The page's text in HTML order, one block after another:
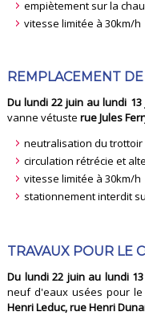
empiètement sur la
vitesse limitée à 30km/h
REMPLACEMENT
Du lundi 22 juin au lundi 13
vanne vétusterue Jules
neutralisation du trottoir
circulation rétrécie et
vitesse limitée à 30km/h
stationnement interdit
TRAVAUX POUR LE
Du lundi 22 juin au lundi
neuf d'eaux usées pour le
Henri Leduc, rue Henri